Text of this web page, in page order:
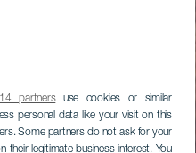
partnersuse cookies or similar
personal data like your visit on this
Some partners do not ask for your
legitimate business interest. You